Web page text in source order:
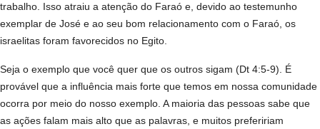
trabalho. Isso atraiu a atenção do Faraó e, devido ao testemunho
exemplar de José e ao seu bom relacionamento com o Faraó, os
israelitas foram favorecidos no Egito.
Seja o exemplo que você quer que os outros sigam (Dt 4:5-9). É
provável que a influência mais forte que temos em nossa comunidade
ocorra por meio do nosso exemplo. A maioria das pessoas sabe que
as ações falam mais alto que as palavras, e muitos prefeririam